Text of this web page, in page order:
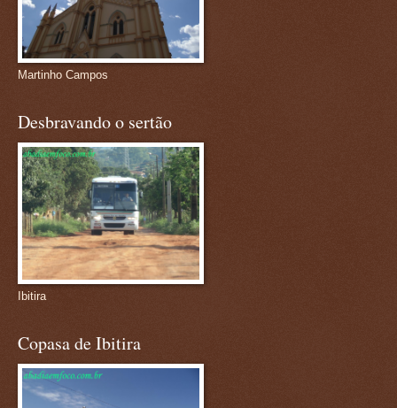
Martinho Campos
Desbravando o sertão
Ibitira
Copasa de Ibitira